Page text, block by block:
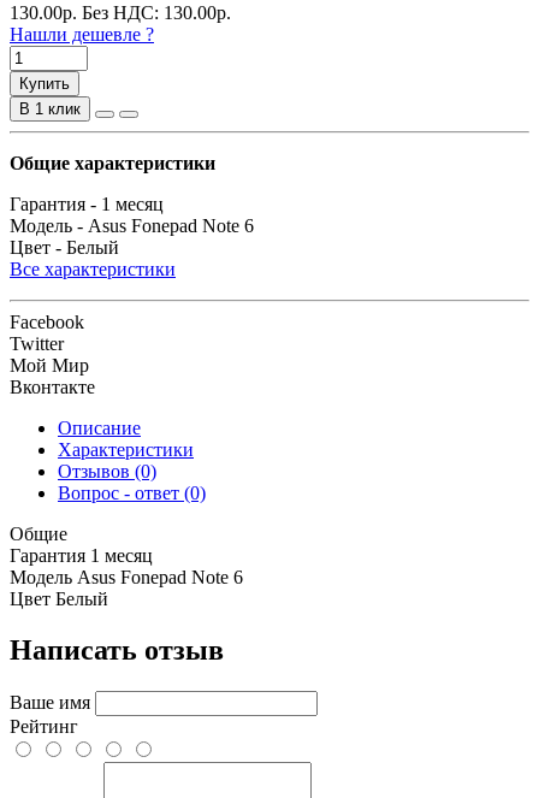
130.00р. Без НДС: 130.00р.
Нашли дешевле ?
Купить
В 1 клик
Общие характеристики
Гарантия - 1 месяц
Модель - Asus Fonepad Note 6
Цвет - Белый
Все характеристики
Facebook
Twitter
Мой Мир
Вконтакте
Описание
Характеристики
Отзывов (0)
Вопрос - ответ (0)
Общие
Гарантия 1 месяц
Модель Asus Fonepad Note 6
Цвет Белый
Написать отзыв
Ваше имя
Рейтинг